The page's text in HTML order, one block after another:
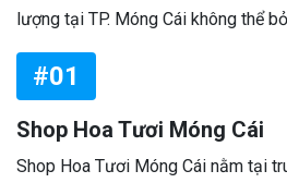
lượng tại TP. Móng Cái không thể
#01
Shop Hoa Tươi Móng Cái
Shop Hoa Tươi Móng Cái nằm tại